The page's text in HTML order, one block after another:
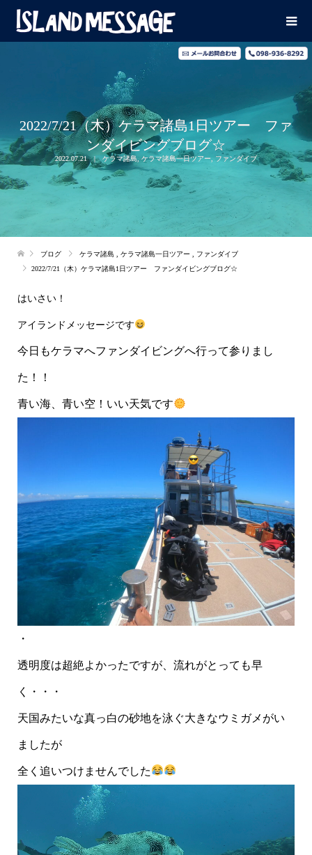
2022/7/21（木）ケラマ諸島1日ツアー ファ
ンダイビングブログ☆
2022.07.21 ケラマ諸島 ケラマ諸島一日ツアー ファンダイブ
ブログ ケラマ諸島 ケラマ諸島一日ツアー
ファンダイブ
2022/7/21（木）ケラマ諸島1日ツアー ファンダイビングブログ☆
はいさい！
アイランドメッセージです
今日もケラマへファンダイビングへ行って参りまし
た！！
青い海、青い空！いい天気です
・
透明度は超絶よかったですが、流れがとっても早
く・・・
天国みたいな真っ白の砂地を泳ぐ大きなウミガメがい
ましたが
全く追いつけませんでした